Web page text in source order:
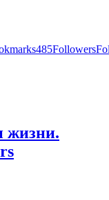
485Followers
жизни.